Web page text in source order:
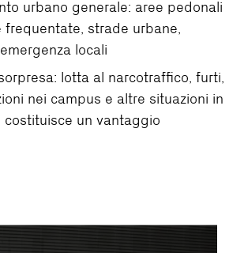
urbano generale: aree pedonali
frequentate, strade urbane,
locali
lotta al narcotraffico, furti,
nei campus e altre situazioni in
costituisce un vantaggio